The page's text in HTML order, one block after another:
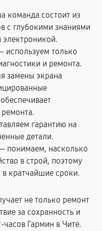
команда состоит из
с глубокими знаниями
используем только
и ремонта.
замены экрана
гарантию на
детали.
понимаем, насколько
в строй, поэтому
кратчайшие сроки.
не только ремонт
за сохранность и
Гармин в Чите.